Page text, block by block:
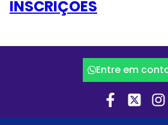
INSCRIÇÕES
Entre em